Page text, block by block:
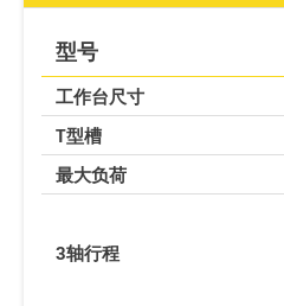
型号
工作台尺寸
T型槽
最大负荷
3轴行程